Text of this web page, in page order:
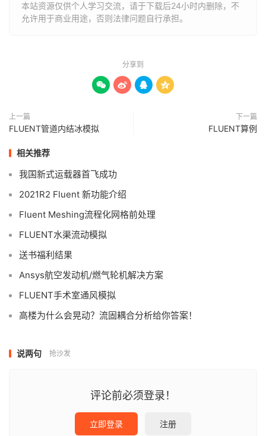
本站资源仅供个人学习交流，请于下载后24小时内删除，不
允许用于商业用途，否则法律问题自行承担。
分享到
   
上一篇
FLUENT管道内结冰模拟
下一篇
FLUENT算例
相关推荐
我国新式运载器首飞成功
2021R2 Fluent 新功能介绍
Fluent Meshing流程化网格前处理
FLUENT水渠流动模拟
送书福利结果
Ansys航空发动机/燃气轮机解决方案
FLUENT手术室通风模拟
高楼为什么会晃动？流固耦合分析给你答案！
说两句 抢沙发
评论前必须登录！
立即登录 注册